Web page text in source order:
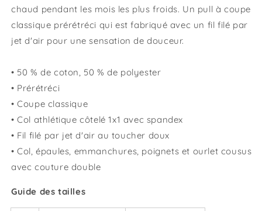
chaud pendant les mois les plus froids. Un pull à coupe
classique prérétréci qui est fabriqué avec un fil filé par
jet d'air pour une sensation de douceur.
• 50 % de coton, 50 % de polyester
• Prérétréci
• Coupe classique
• Col athlétique côtelé 1x1 avec spandex
• Fil filé par jet d'air au toucher doux
• Col, épaules, emmanchures, poignets et ourlet cousus
avec couture double
Guide des tailles